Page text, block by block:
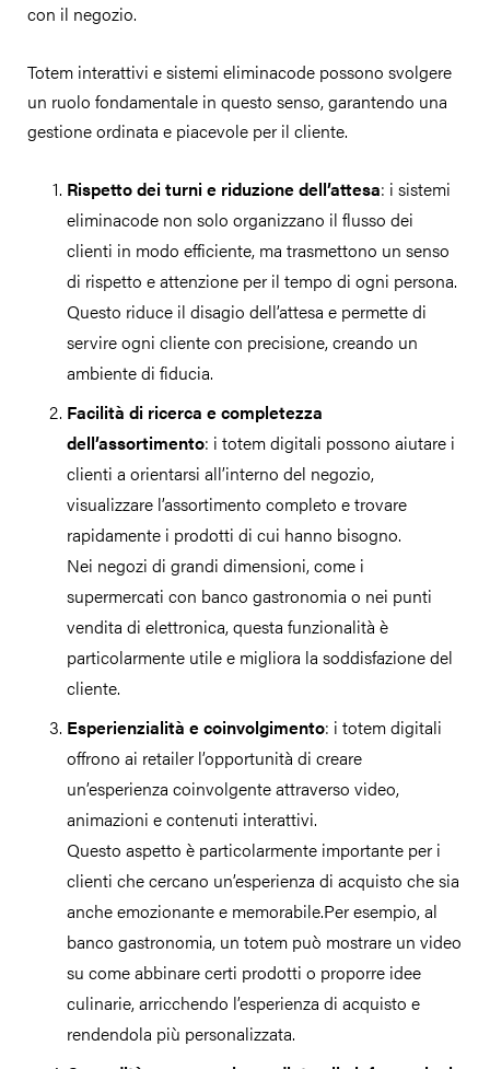
con il negozio.
Totem interattivi e sistemi eliminacode possono svolgere
un ruolo fondamentale in questo senso, garantendo una
gestione ordinata e piacevole per il cliente.
Rispetto dei turni e riduzione dell’attesa: i sistemi
eliminacode non solo organizzano il flusso dei
clienti in modo efficiente, ma trasmettono un senso
di rispetto e attenzione per il tempo di ogni persona.
Questo riduce il disagio dell’attesa e permette di
servire ogni cliente con precisione, creando un
ambiente di fiducia.
Facilità di ricerca e completezza
dell’assortimento: i totem digitali possono aiutare i
clienti a orientarsi all’interno del negozio,
visualizzare l’assortimento completo e trovare
rapidamente i prodotti di cui hanno bisogno.
Nei negozi di grandi dimensioni, come i
supermercati con banco gastronomia o nei punti
vendita di elettronica, questa funzionalità è
particolarmente utile e migliora la soddisfazione del
cliente.
Esperienzialità e coinvolgimento: i totem digitali
offrono ai retailer l’opportunità di creare
un’esperienza coinvolgente attraverso video,
animazioni e contenuti interattivi.
Questo aspetto è particolarmente importante per i
clienti che cercano un’esperienza di acquisto che sia
anche emozionante e memorabile.Per esempio, al
banco gastronomia, un totem può mostrare un video
su come abbinare certi prodotti o proporre idee
culinarie, arricchendo l’esperienza di acquisto e
rendendola più personalizzata.